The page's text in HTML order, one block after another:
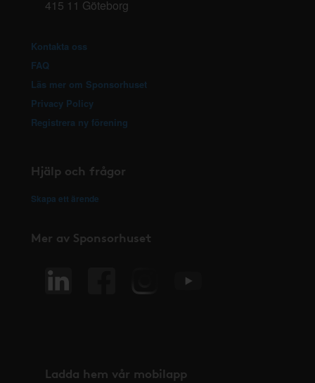
415 11 Göteborg
Kontakta oss
FAQ
Läs mer om Sponsorhuset
Privacy Policy
Registrera ny förening
Hjälp och frågor
Skapa ett ärende
Mer av Sponsorhuset
Ladda hem vår mobilapp